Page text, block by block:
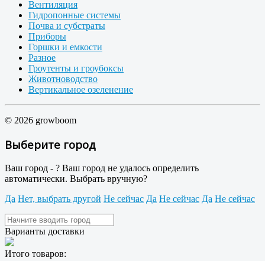
Вентиляция
Гидропонные системы
Почва и субстраты
Приборы
Горшки и емкости
Разное
Гроутенты и гроубоксы
Животноводство
Вертикальное озеленение
© 2026 growboom
Выберите город
Ваш город - ? Ваш город не удалось определить
автоматически. Выбрать вручную?
Да Нет, выбрать другой Не сейчас Да Не сейчас Да Не сейчас
Варианты доставки
Итого товаров: